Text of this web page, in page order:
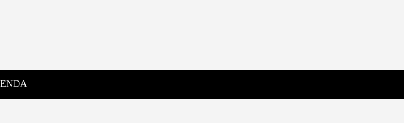
movimiento La Poderosa.